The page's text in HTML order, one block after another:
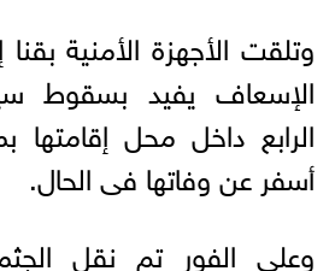
وتلقت الأجهزة الأمنية
الإسعاف يفيد بسقوط
الرابع داخل محل
أسفر عن وفاتها فى الحال.
وعلى الفور تم نقل